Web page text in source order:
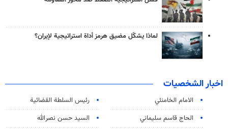
لماذا يشكّل مضيق هرمز أداة استراتيجية لإيران؟
اخبار الشخصيات
الامام الخامنئي
رئیس السلطة القضائیة
الحاج قاسم سليماني
السيد حسن نصرالله